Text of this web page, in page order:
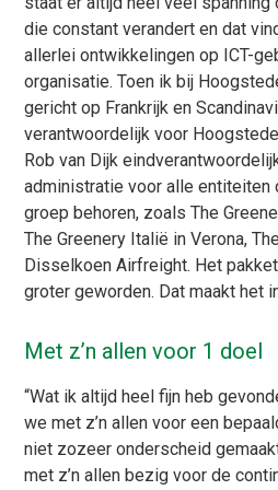
die constant verandert en dat
allerlei ontwikkelingen op ICT-
organisatie. Toen ik bij
gericht op Frankrijk en
verantwoordelijk voor
Rob van Dijk
administratie voor alle
groep behoren, zoals The
The Greenery Italië in Verona,
Disselkoen Airfreight. Het
groter geworden. Dat maakt het
Met z’n allen voor 1 doel
“Wat ik altijd heel fijn heb
we met z’n allen voor een
niet zozeer onderscheid
met z’n allen bezig voor de